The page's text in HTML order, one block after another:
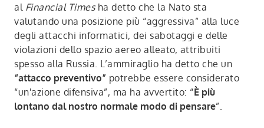
al Financial Timesha detto che la Nato sta
valutando una posizione più “aggressiva” alla luce
degli attacchi informatici, dei sabotaggi e delle
violazioni dello spazio aereo alleato, attribuiti
spesso alla Russia. L’ammiraglio ha detto che un
“attacco preventivo” potrebbe essere considerato
“un'azione difensiva”, ma ha avvertito: “È più
lontano dal nostro normale modo di pensare”.